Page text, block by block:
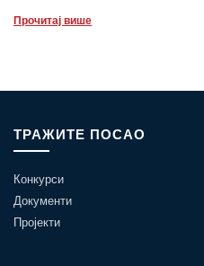
Прочитај више
ТРАЖИТЕ ПОСАО
Конкурси
Документи
Пројекти